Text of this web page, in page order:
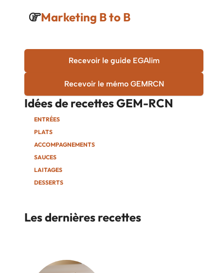
Marketing B to B
Recevoir le guide EGAlim
Recevoir le mémo GEMRCN
Idées de recettesGEM-RCN
ENTRÉES
PLATS
ACCOMPAGNEMENTS
SAUCES
LAITAGES
DESSERTS
Les dernières recettes